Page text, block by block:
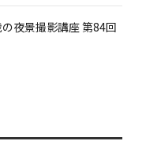
夜景撮影講座 第84回